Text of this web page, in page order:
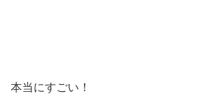
本当にすごい！